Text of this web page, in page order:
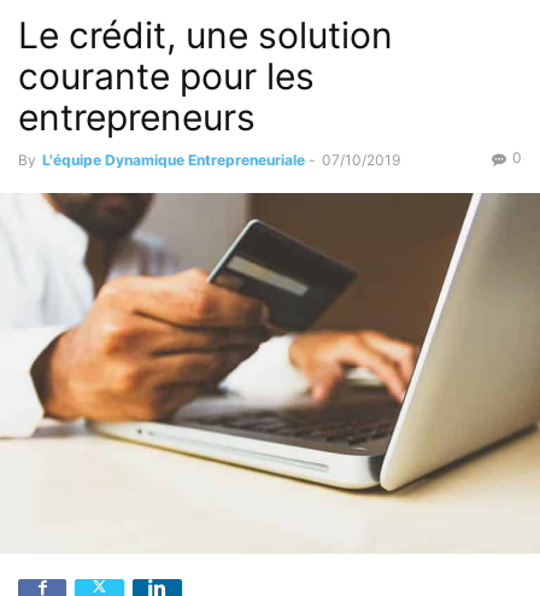
Le crédit, une solution
courante pour les
entrepreneurs
By L'équipe Dynamique Entrepreneuriale - 07/10/2019 0